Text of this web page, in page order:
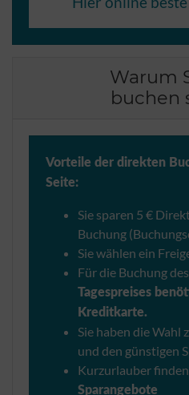
Warum
buchen
Vorteile der direkten
Seite:
Sie sparen 5 €
Buchung
Sie wählen ein
Für die Buchung
Tagespreises
Kreditkarte.
Sie haben die Wahl
und den günstigen
Kurzurlauber
Sparangebote